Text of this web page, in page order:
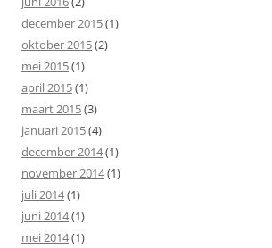
december 2015(1)
oktober 2015(2)
mei 2015(1)
april 2015(1)
maart 2015(3)
januari 2015(4)
december 2014(1)
november 2014(1)
juli 2014(1)
juni 2014(1)
mei 2014(1)